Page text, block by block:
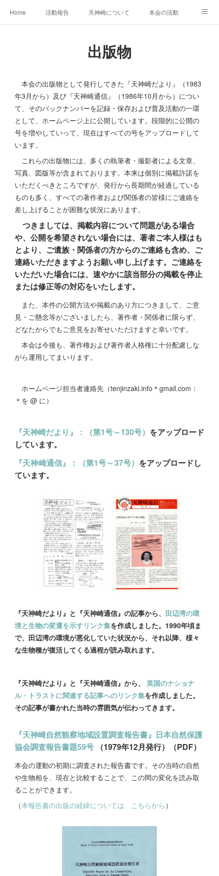
Home 活動報告 天神崎について 本会の活動
YouTube SNS
出版物
本会の出版物として発行してきた『天神崎だより』（1983
年3月から）及び『天神崎通信』（1986年10月から）につい
て、そのバックナンバーを記録・保存および普及活動の一環
として、ホームページ上に公開しています。段階的に公開の
号を増やしていって、現在はすべての号をアップロードして
います。
これらの出版物には、多くの執筆者・撮影者による文章、
写真、図版等が含まれております。本来は個別に掲載許諾を
いただくべきところですが、発行から長期間が経過している
ものも多く、すべての著作者および関係者の皆様にご連絡を
差し上げることが困難な状況にあります。
つきましては、掲載内容について問題がある場合
や、公開を希望されない場合には、著者ご本人様はも
とより、ご遺族・関係者の方からのご連絡も含め、ご
連絡いただきますようお願い申し上げます。ご連絡を
いただいた場合には、速やかに該当部分の掲載を停止
または修正等の対応をいたします。
また、本件の公開方法や掲載のあり方につきまして、ご意
見・ご懸念等がございましたら、著作者・関係者に限らず、
どなたからでもご意見をお寄せいただけますと幸いです。
本会は今後も、著作権および著作者人格権に十分配慮しな
がら運用してまいります。
ホームページ担当者連絡先（tenjinzaki.info＊gmail.com：
＊を @ に）
『天神崎だより』：（第1号～130号） をアップロード
しています。
『天神崎通信』：（第1号～37号） をアップロードし
ています。
『天神崎だより』と『天神崎通信』の記事から、 田辺湾の環
境と生物の変遷を示すリンク集を作成しました。1990年頃ま
で、田辺湾の環境が悪化していた状況から、それ以降、様々
な生物種が復活してくる過程が読み取れます。
『天神崎だより』と『天神崎通信』から、 英国のナショナ
ル・トラストに関連する記事へのリンク集を作成しました。
その記事が書かれた当時の雰囲気が伝わってきます。
『天神崎自然観察地域設置調査報告書』日本自然保護
協会調査報告書題59号
（1979年12月発行）（PDF）
本会の運動の初期に調査された報告書です。その当時の自然
や生物相を、現在と比較することで、この間の変化を読み取
ることができます。
（本報告書の出版の経緯については、こちらから ）